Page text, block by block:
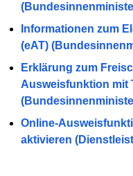
Informationen zum
(eAT)
Erklärung zum
Ausweisfunktion mit
Online-
aktivieren